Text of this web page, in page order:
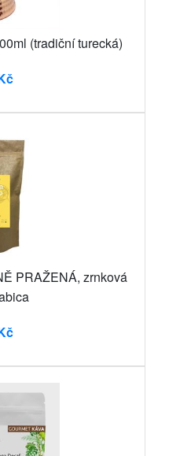
(tradiční turecká)
PRAŽENÁ, zrnková